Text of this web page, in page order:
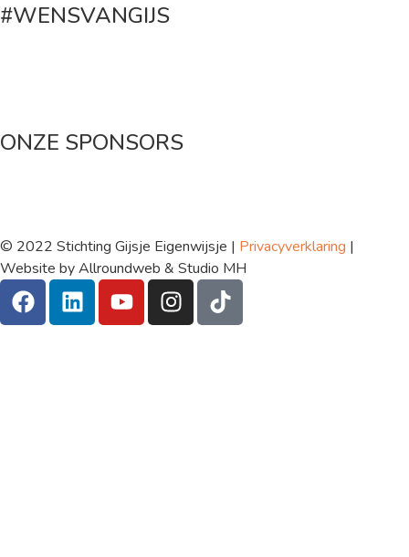
#WENSVANGIJS
ONZE SPONSORS
© 2022 Stichting Gijsje Eigenwijsje | Privacyverklaring |
Website by Allroundweb & Studio MH